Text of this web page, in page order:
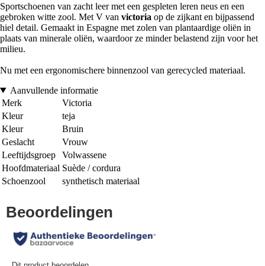
Sportschoenen van zacht leer met een gespleten leren neus en een
gebroken witte zool. Met V van victoria op de zijkant en bijpassend
hiel detail. Gemaakt in Espagne met zolen van plantaardige oliën in
plaats van minerale oliën, waardoor ze minder belastend zijn voor het
milieu.
Nu met een ergonomischere binnenzool van gerecycled materiaal.
Aanvullende informatie
Merk
Victoria
Kleur
teja
Kleur
Bruin
Geslacht
Vrouw
Leeftijdsgroep
Volwassene
Hoofdmateriaal Suède / cordura
Schoenzool
synthetisch materiaal